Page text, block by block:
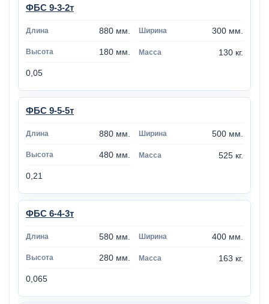
ФБС 9-3-2т
880 мм. 300 мм.
180 мм. 130 кг.
0,05
ФБС 9-5-5т
880 мм. 500 мм.
480 мм. 525 кг.
0,21
ФБС 6-4-3т
580 мм. 400 мм.
280 мм. 163 кг.
0,065